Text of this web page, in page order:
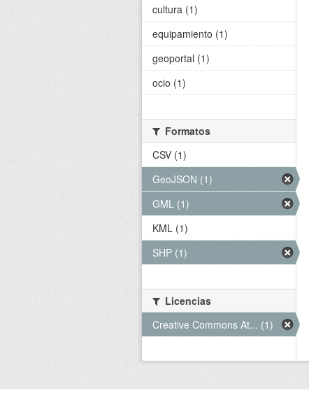
cultura (1)
equipamiento (1)
geoportal (1)
ocio (1)
Formatos
CSV (1)
GeoJSON (1)
GML (1)
KML (1)
SHP (1)
Licencias
Creative Commons At... (1)